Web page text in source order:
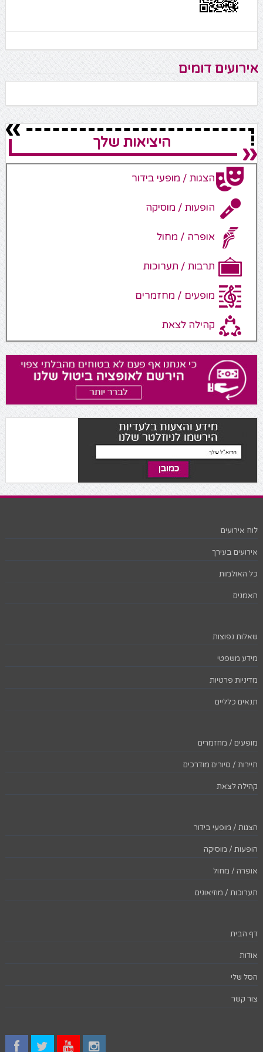
אירועים דומים
היציאות שלך
הצגות / מופעי בידור
הופעות / מוסיקה
אופרה / מחול
תרבות / תערוכות
מופעים / מחזמרים
קהילה לצאת
לוח אירועים
אירועים בעירך
כל האולמות
האמנים
שאלות נפוצות
מידע משפטי
מדיניות פרטיות
תנאים כלליים
מופעים / מחזמרים
תיירות / סיורים מודרכים
קהילה לצאת
הצגות / מופעי בידור
הופעות / מוסיקה
אופרה / מחול
תערוכות / מוזיאונים
דף הבית
אודות
הסל שלי
צור קשר